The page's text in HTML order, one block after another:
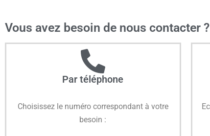
Vous avez besoin de nous contacter
Par téléphone
Choisissez le numéro correspondant à votre
besoin :